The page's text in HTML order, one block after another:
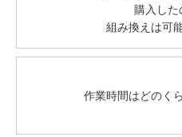
購入し
組み換えは可
作業時間はどのく